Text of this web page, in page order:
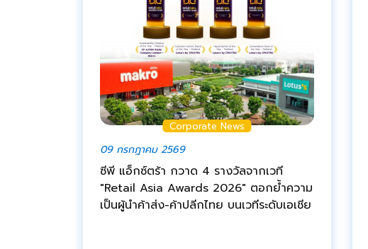
Corporate News
09 กรกฎาคม 2569
ซีพี แอ็กซ์ตร้า กวาด 4 รางวัลจากเวที
"Retail Asia Awards 2026" ตอกย้ำความ
เป็นผู้นำค้าส่ง-ค้าปลีกไทย บนเวทีระดับเอเชีย